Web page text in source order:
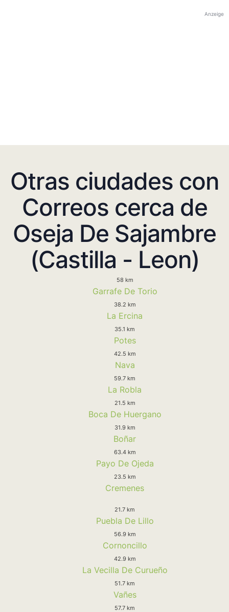
Anzeige
Otras ciudades con
Correos cerca de
Oseja De Sajambre
(Castilla - Leon)
58 km
Garrafe De Torio
38.2 km
La Ercina
35.1 km
Potes
42.5 km
Nava
59.7 km
La Robla
21.5 km
Boca De Huergano
31.9 km
Boñar
63.4 km
Payo De Ojeda
23.5 km
Cremenes
21.7 km
Puebla De Lillo
56.9 km
Cornoncillo
42.9 km
La Vecilla De Curueño
51.7 km
Vañes
57.7 km